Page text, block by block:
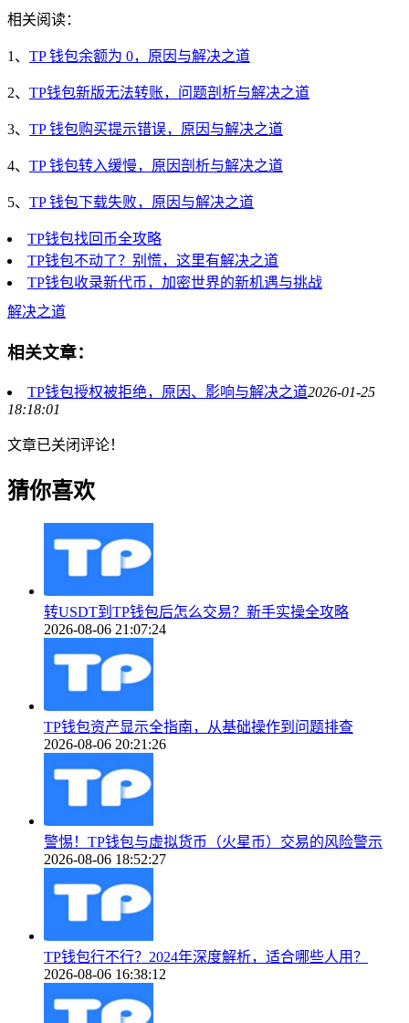
相关阅读：
1、 TP 钱包余额为 0，原因与解决之道
2、 TP钱包新版无法转账，问题剖析与解决之道
3、 TP 钱包购买提示错误，原因与解决之道
4、 TP 钱包转入缓慢，原因剖析与解决之道
5、 TP 钱包下载失败，原因与解决之道
TP钱包找回币全攻略
TP钱包不动了？别慌，这里有解决之道
TP钱包收录新代币，加密世界的新机遇与挑战
解决之道
相关文章：
TP钱包授权被拒绝，原因、影响与解决之道2026-01-25
18:18:01
文章已关闭评论！
猜你喜欢
转USDT到TP钱包后怎么交易？新手实操全攻略
2026-08-06 21:07:24
TP钱包资产显示全指南，从基础操作到问题排查
2026-08-06 20:21:26
警惕！TP钱包与虚拟货币（火星币）交易的风险警示
2026-08-06 18:52:27
TP钱包行不行？2024年深度解析，适合哪些人用？
2026-08-06 16:38:12